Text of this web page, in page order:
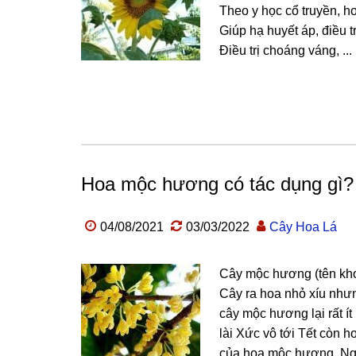
Theo y học cổ truyền,
Giúp hạ huyết áp, điều
Điều trị choáng váng, ...
Hoa mộc hương có tác dụng
04/08/2021 03/03/2022 Cây Hoa Lá
Cây mộc hương (tên
Cây ra hoa nhỏ xíu
cây mộc hương lại rất ít
lài Xức vô tới Tết còn
của hoa mộc hương.